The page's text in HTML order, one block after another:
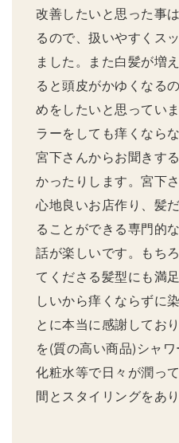
改善したいと思った事
るので、扱いやすくス
ました。また白髪が増
ると頭皮がかゆくなる
めをしたいと思ってい
ラーをしても痒くなら
宮下さんからお聞きす
かったりします。宮下
心地良いお店作り、髪
ることができる専門的
話が楽しいです。もち
てくださる髪型にも満
しいから痒くならずに
とに本当に感謝してお
を(質の高い商品)シャワ
化粧水等で日々が潤っ
間とスタイリングをあ